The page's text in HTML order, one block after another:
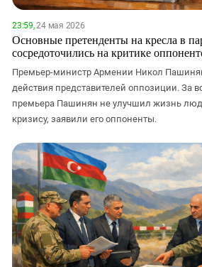
23:59,24 мая 2026
Основные претенденты на кресла в
сосредоточились на критике
Премьер-министр Армении Никол
действия представителей оппозиции. За
премьера Пашинян не улучшил жизнь
кризису, заявили его оппоненты.